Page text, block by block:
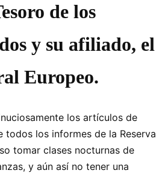
de los
y su afiliado, el
Europeo.
los artículos de
todos los informes de la Reserva
tomar clases nocturnas de
y aún así no tener una